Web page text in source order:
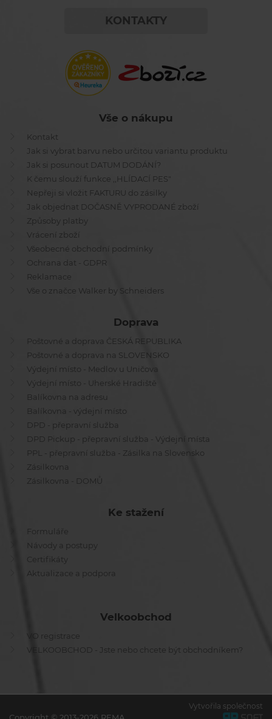
KONTAKTY
Vše o nákupu
Kontakt
Jak si vybrat barvu nebo určitou variantu produktu
Jak si posunout DATUM DODÁNÍ?
K čemu slouží funkce ,,HLÍDACÍ PES"
Nepřeji si vložit FAKTURU do zásilky
Jak objednat DOČASNĚ VYPRODANÉ zboží
Způsoby platby
Vrácení zboží
Všeobecné obchodní podmínky
Ochrana dat - GDPR
Reklamace
Vše o značce Walker by Schneiders
Doprava
Poštovné a doprava ČESKÁ REPUBLIKA
Poštovné a doprava na SLOVENSKO
Výdejní místo - Medlov u Uničova
Výdejní místo - Uherské Hradiště
Balíkovna na adresu
Balíkovna - výdejní místo
DPD - přepravní služba
DPD Pickup - přepravní služba - Výdejní místa
PPL - přepravní služba - Zásilka na Slovensko
Zásilkovna
Zásilkovna - DOMŮ
Ke stažení
Formuláře
Návody a postupy
Certifikáty
Aktualizace a podpora
Velkoobchod
VO registrace
VELKOOBCHOD - Jste nebo chcete být obchodníkem?
Copyright © 2013-2026 REMA
Vytvořila společnost